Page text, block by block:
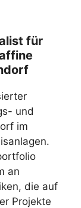
für
und
im
an
die auf
Projekte